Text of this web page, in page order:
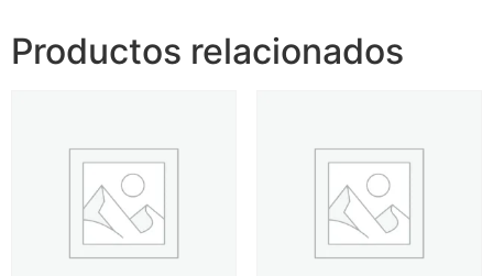
Productos relacionados